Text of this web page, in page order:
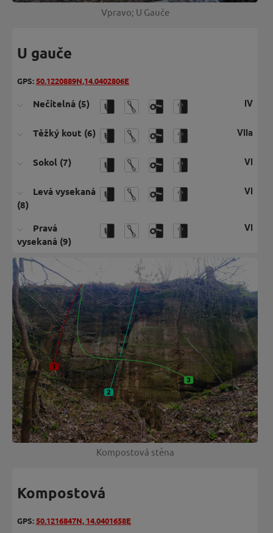
Vpravo; U Gauče
U gauče
GPS:50.1220889N,14.0402806E
Nečitelná (5) IV
Těžký kout (6) VIIa
Sokol (7) VI
Levá vysekaná
(8)
VI
Pravá
vysekaná (9)
VI
Kompostová stěna
Kompostová
GPS:50.1216847N, 14.0401658E